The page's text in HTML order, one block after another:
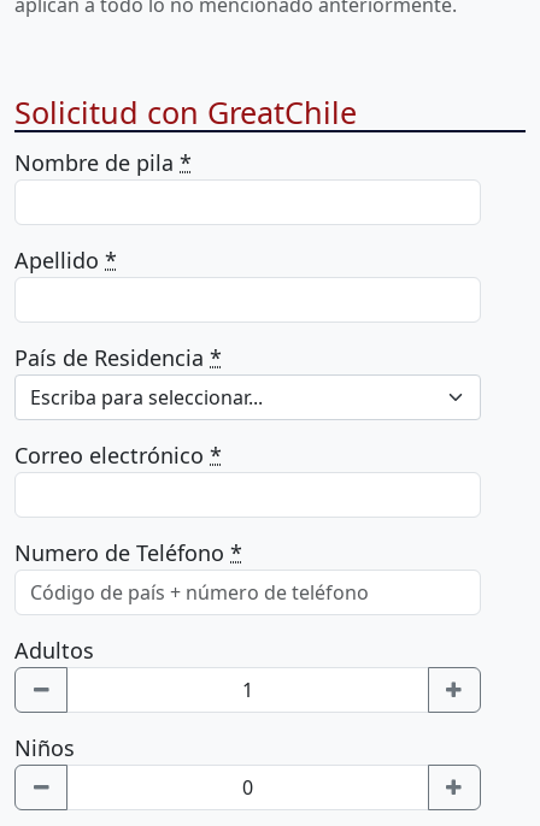
Solicitud con GreatChile
Nombre de pila *
Apellido *
País de Residencia *
Escriba para seleccionar...
Correo electrónico *
Numero de Teléfono *
Adultos
Niños